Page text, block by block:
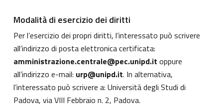
Modalità di esercizio dei diritti
Per l’esercizio dei propri diritti, l’interessato può scrivere
all’indirizzo di posta elettronica certificata:
amministrazione.centrale@pec.unipd.it oppure
all’indirizzo e-mail: urp@unipd.it. In alternativa,
l’interessato può scrivere a: Università degli Studi di
Padova, via VIII Febbraio n. 2, Padova.